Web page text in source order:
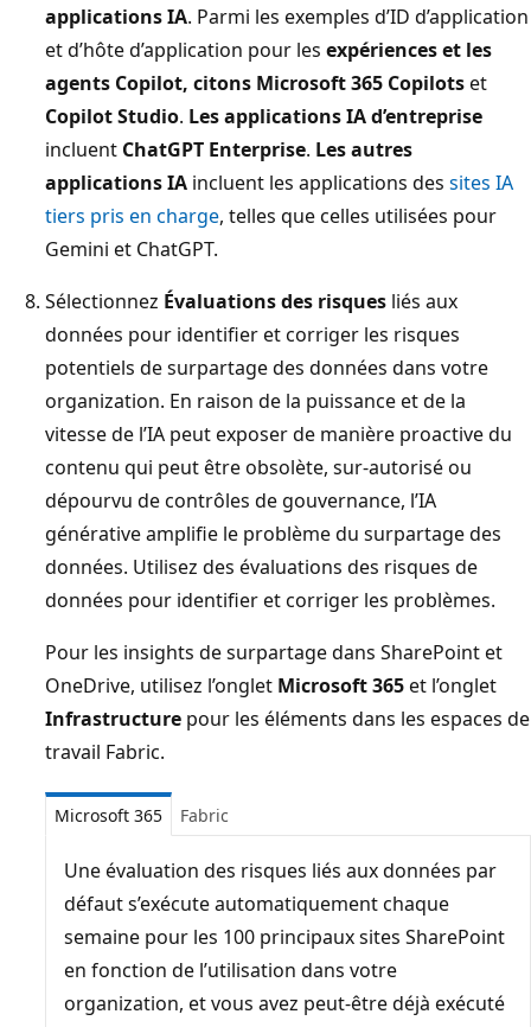
applications IA. Parmi les exemples d’ID d’application
et d’hôte d’application pour les expériences et les
agents Copilot, citons Microsoft 365 Copilotset
Copilot Studio. Les applications IA d’entreprise
incluent ChatGPT Enterprise. Les autres
applications IA incluent les applications des sites IA
tiers pris en charge, telles que celles utilisées pour
Gemini et ChatGPT.
Sélectionnez Évaluations des risques liés aux
données pour identifier et corriger les risques
potentiels de surpartage des données dans votre
organization. En raison de la puissance et de la
vitesse de l’IA peut exposer de manière proactive du
contenu qui peut être obsolète, sur-autorisé ou
dépourvu de contrôles de gouvernance, l’IA
générative amplifie le problème du surpartage des
données. Utilisez des évaluations des risques de
données pour identifier et corriger les problèmes.
Pour les insights de surpartage dans SharePoint et
OneDrive, utilisez l’onglet Microsoft 365et l’onglet
Infrastructure pour les éléments dans les espaces de
travail Fabric.
Microsoft 365 Fabric
Une évaluation des risques liés aux données par
défaut s’exécute automatiquement chaque
semaine pour les 100 principaux sites SharePoint
en fonction de l’utilisation dans votre
organization, et vous avez peut-être déjà exécuté